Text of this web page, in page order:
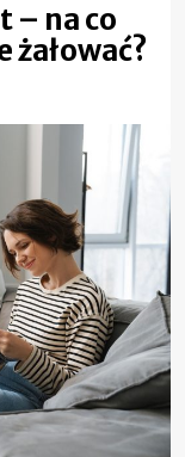
– na co
żałować?